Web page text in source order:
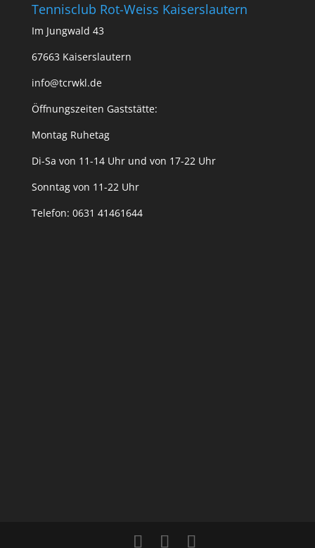
Tennisclub Rot-Weiss Kaiserslautern
Im Jungwald 43
67663 Kaiserslautern
info@tcrwkl.de
Öffnungszeiten Gaststätte:
Montag Ruhetag
Di-Sa von 11-14 Uhr und von 17-22 Uhr
Sonntag von 11-22 Uhr
Telefon: 0631 41461644